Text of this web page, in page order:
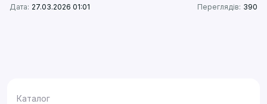
Дата: 27.03.2026 01:01 Переглядів: 390
Каталог